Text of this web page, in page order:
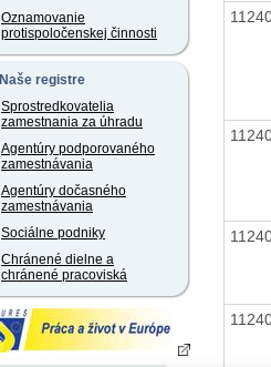
Oznamovanie
protispoločenskej činnosti
Naše registre
Sprostredkovatelia
zamestnania za úhradu
Agentúry podporovaného
zamestnávania
Agentúry dočasného
zamestnávania
Sociálne podniky
Chránené dielne a
chránené pracoviská